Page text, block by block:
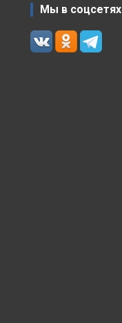
Мы в соцсетях